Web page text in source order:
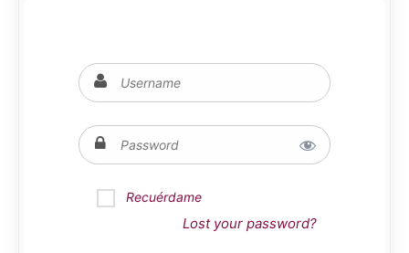
Recuérdame
Lost your password?